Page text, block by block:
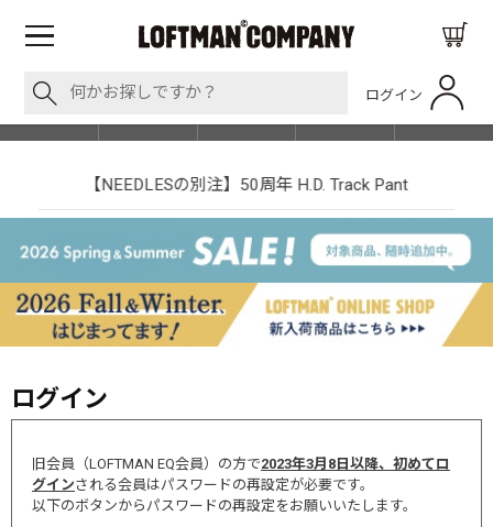
ログイン
SHOP LIST
【NEEDLESの別注】50周年 H.D. Track Pant
ログイン
旧会員（LOFTMAN EQ会員）の方で2023年3月8日以降、初めてロ
グインされる会員はパスワードの再設定が必要です。
以下のボタンからパスワードの再設定をお願いいたします。